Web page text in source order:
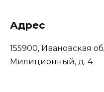
Адрес
155900, Ивановская
Милиционный, д. 4